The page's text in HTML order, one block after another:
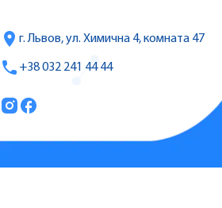
г. Львов, ул. Химична 4, комната 47
+38 032 241 44 44